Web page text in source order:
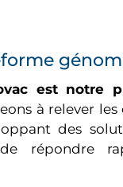
est notre
à relever les
des
répondre